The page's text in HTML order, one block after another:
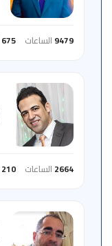
9479 الساعات 675
2664 الساعات 210